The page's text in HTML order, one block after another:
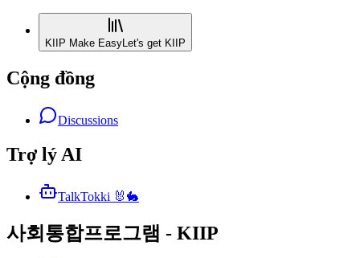
KIIP Make EasyLet's get KIIP
Cộng đồng
Discussions
Trợ lý AI
TalkTokki 🐰🐇
사회통합프로그램 - KIIP